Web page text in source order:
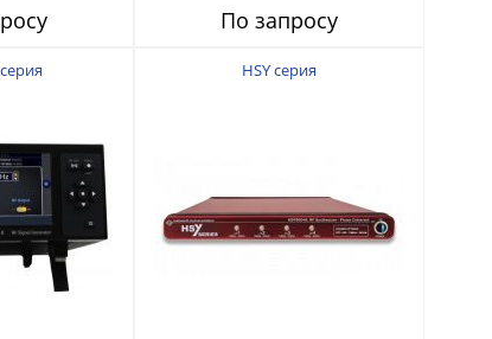
По запросу
HSY серия